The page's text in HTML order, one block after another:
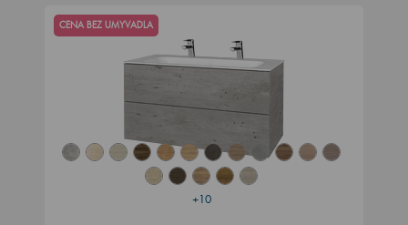
+10
CENA BEZ UMYVADLA